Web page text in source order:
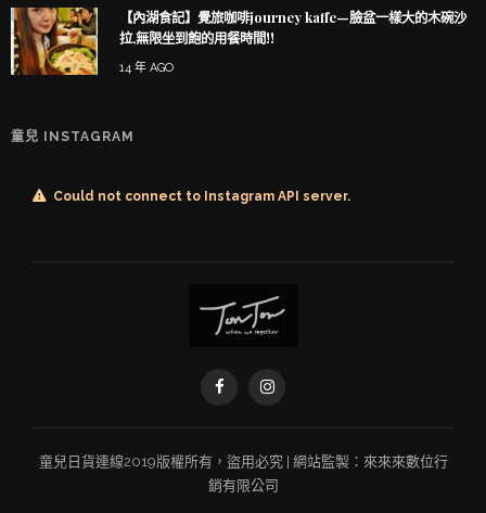
【內湖食記】覺旅咖啡journey kaffe—臉盆一樣大的木碗沙
拉,無限坐到飽的用餐時間!!
14 年 AGO
童兒 INSTAGRAM
Could not connect to Instagram API server.
童兒日貨連線2019版權所有，盜用必究 | 網站監製： 來來來數位行
銷有限公司